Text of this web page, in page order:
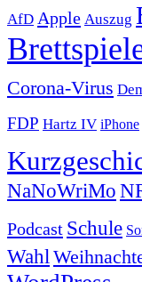
AfD Apple Auszug
Corona-Virus
FDP Hartz IV iPhone
NaNoWriMo
Podcast Schule
Wahl